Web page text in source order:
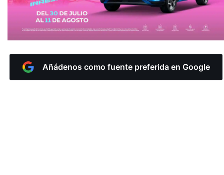
Añádenos como fuente preferida en Google